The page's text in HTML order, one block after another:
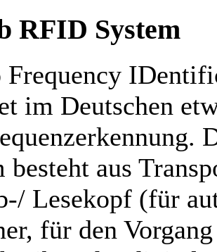
RFID System
Frequency
im Deutschen
besteht aus
Lesekopf (für
für den